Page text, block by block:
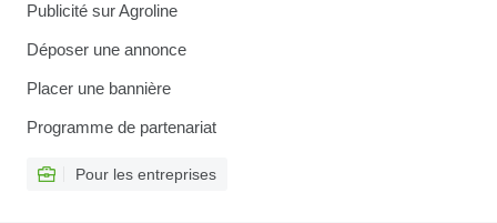
Publicité sur Agroline
Déposer une annonce
Placer une bannière
Programme de partenariat
Pour les entreprises